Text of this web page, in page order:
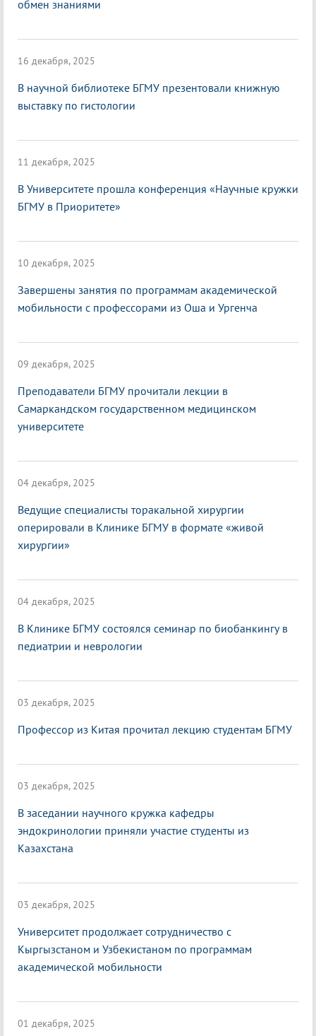
обмен знаниями
16 декабря, 2025
В научной библиотеке БГМУ презентовали книжную
выставку по гистологии
11 декабря, 2025
В Университете прошла конференция «Научные кружки
БГМУ в Приоритете»
10 декабря, 2025
Завершены занятия по программам академической
мобильности с профессорами из Оша и Ургенча
09 декабря, 2025
Преподаватели БГМУ прочитали лекции в
Самаркандском государственном медицинском
университете
04 декабря, 2025
Ведущие специалисты торакальной хирургии
оперировали в Клинике БГМУ в формате «живой
хирургии»
04 декабря, 2025
В Клинике БГМУ состоялся семинар по биобанкингу в
педиатрии и неврологии
03 декабря, 2025
Профессор из Китая прочитал лекцию студентам БГМУ
03 декабря, 2025
В заседании научного кружка кафедры
эндокринологии приняли участие студенты из
Казахстана
03 декабря, 2025
Университет продолжает сотрудничество с
Кыргызстаном и Узбекистаном по программам
академической мобильности
01 декабря, 2025